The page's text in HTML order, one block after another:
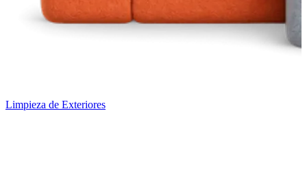
Limpieza de Exteriores